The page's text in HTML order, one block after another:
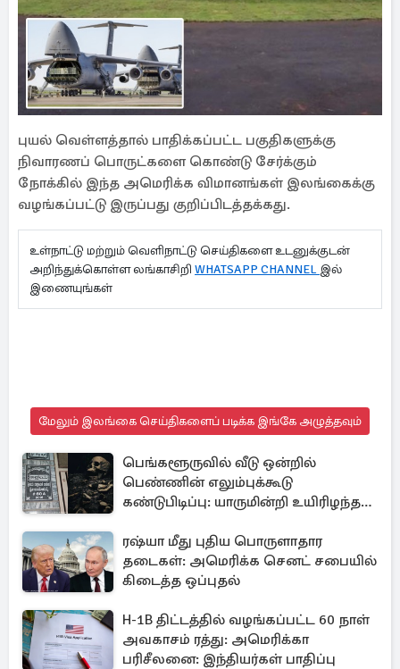
புயல் வெள்ளத்தால் பாதிக்கப்பட்ட பகுதிகளுக்கு
நிவாரணப் பொருட்களை கொண்டு சேர்க்கும்
நோக்கில் இந்த அமெரிக்க விமானங்கள் இலங்கைக்கு
வழங்கப்பட்டு இருப்பது குறிப்பிடத்தக்கது.
உள்நாட்டு மற்றும் வெளிநாட்டு செய்திகளை உடனுக்குடன்
அறிந்துக்கொள்ள லங்காசிறி WHATSAPP CHANNEL இல்
இணையுங்கள்
மேலும் இலங்கை செய்திகளைப் படிக்க இங்கே அழுத்தவும்
பெங்களூருவில் வீடு ஒன்றில்
பெண்ணின் எலும்புக்கூடு
கண்டுபிடிப்பு: யாருமின்றி உயிரிழந்த
ரஷ்யா மீது புதிய பொருளாதார
தடைகள்: அமெரிக்க செனட் சபையில்
கிடைத்த ஒப்புதல்
H-1B திட்டத்தில் வழங்கப்பட்ட 60 நாள்
அவகாசம் ரத்து: அமெரிக்கா
பரிசீலனை: இந்தியர்கள் பாதிப்பு